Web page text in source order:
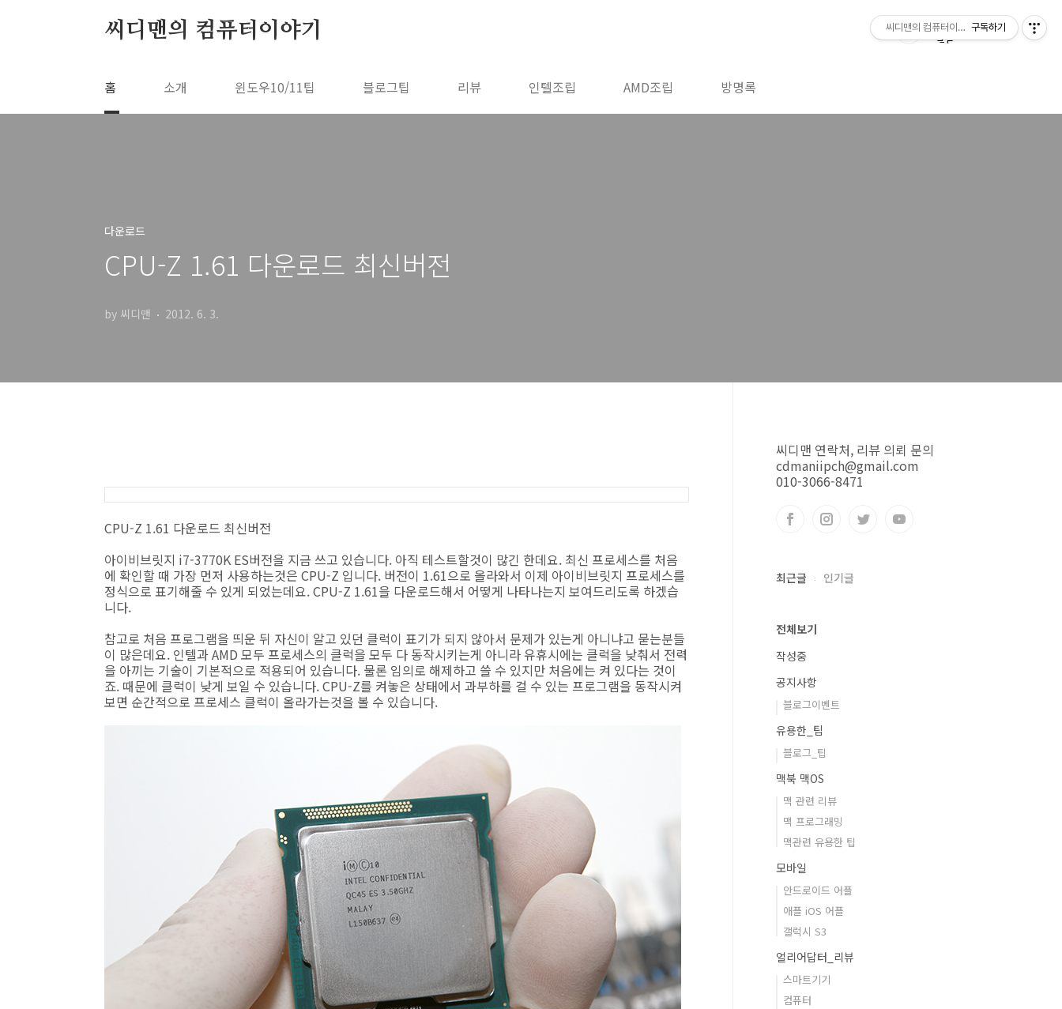
씨디맨의 컴퓨터이야기
홈 소개 윈도우10/11팁 블로그팁 리뷰 인텔조립 AMD조립 방명록
다운로드
CPU-Z 1.61 다운로드 최신버전
by 씨디맨 2012. 6. 3.
CPU-Z 1.61 다운로드 최신버전
아이비브릿지 i7-3770K ES버전을 지금 쓰고 있습니다. 아직 테스트할것이 많긴 한데요. 최신 프로세스를 처음
에 확인할 때 가장 먼저 사용하는것은 CPU-Z 입니다. 버전이 1.61으로 올라와서 이제 아이비브릿지 프로세스를
정식으로 표기해줄 수 있게 되었는데요. CPU-Z 1.61을 다운로드해서 어떻게 나타나는지 보여드리도록 하겠습
니다.
참고로 처음 프로그램을 띄운 뒤 자신이 알고 있던 클럭이 표기가 되지 않아서 문제가 있는게 아니냐고 묻는분들
이 많은데요. 인텔과 AMD 모두 프로세스의 클럭을 모두 다 동작시키는게 아니라 유휴시에는 클럭을 낮춰서 전력
을 아끼는 기술이 기본적으로 적용되어 있습니다. 물론 임의로 해제하고 쓸 수 있지만 처음에는 켜 있다는 것이
죠. 때문에 클럭이 낮게 보일 수 있습니다. CPU-Z를 켜놓은 상태에서 과부하를 걸 수 있는 프로그램을 동작시켜
보면 순간적으로 프로세스 클럭이 올라가는것을 볼 수 있습니다.
씨디맨 연락처, 리뷰 의뢰 문의
cdmaniipch@gmail.com
010-3066-8471
최근글 인기글
전체보기
작성중
공지사항
블로그이벤트
유용한_팁
블로그_팁
맥북 맥OS
맥 관련 리뷰
맥 프로그래밍
맥관련 유용한 팁
모바일
안드로이드 어플
애플 iOS 어플
갤럭시 S3
얼리어답터_리뷰
스마트기기
컴퓨터
씨디맨의 컴퓨터이야기구독하기